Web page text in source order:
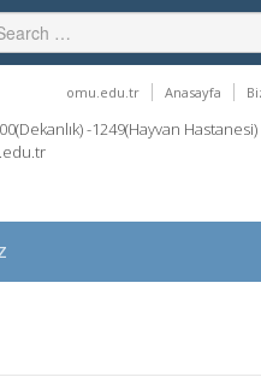
omu.edu.tr Anasayfa
-1249(Hayvan Hastanesi)